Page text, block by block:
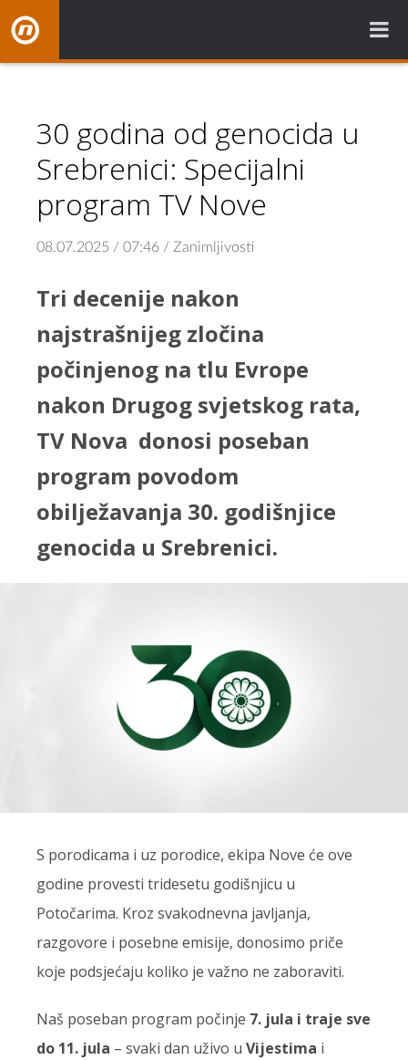
30 godina od genocida u
Srebrenici: Specijalni
program TV Nove
08.07.2025 / 07:46 / Zanimljivosti
Tri decenije nakon
najstrašnijeg zločina
počinjenog na tlu Evrope
nakon Drugog svjetskog rata,
TV Nova donosi poseban
program povodom
obilježavanja 30. godišnjice
genocida u Srebrenici.
S porodicama i uz porodice, ekipa Nove će ove
godine provesti tridesetu godišnjicu u
Potočarima. Kroz svakodnevna javljanja,
razgovore i posebne emisije, donosimo priče
koje podsjećaju koliko je važno ne zaboraviti.
Naš poseban program počinje 7. jula i traje sve
do 11. jula – svaki dan uživo u Vijestima i